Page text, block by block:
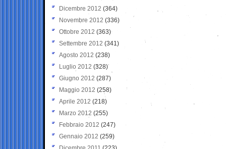
Dicembre 2012 (364)
Novembre 2012 (336)
Ottobre 2012 (363)
Settembre 2012 (341)
Agosto 2012 (238)
Luglio 2012 (328)
Giugno 2012 (287)
Maggio 2012 (258)
Aprile 2012 (218)
Marzo 2012 (255)
Febbraio 2012 (247)
Gennaio 2012 (259)